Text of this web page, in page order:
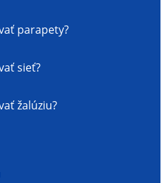
parapety?
sieť?
žalúziu?